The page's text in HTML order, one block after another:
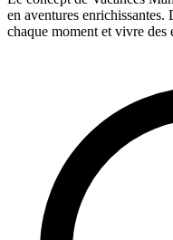
en aventures
chaque moment et vivre des